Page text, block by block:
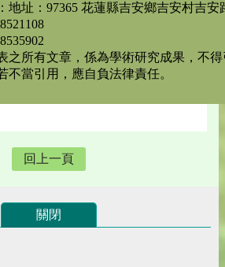
地址：97365 花蓮縣吉安鄉吉安村吉安
之所有文章，係為學術研究成果，不
不當引用，應自負法律責任。
回上一頁
關閉